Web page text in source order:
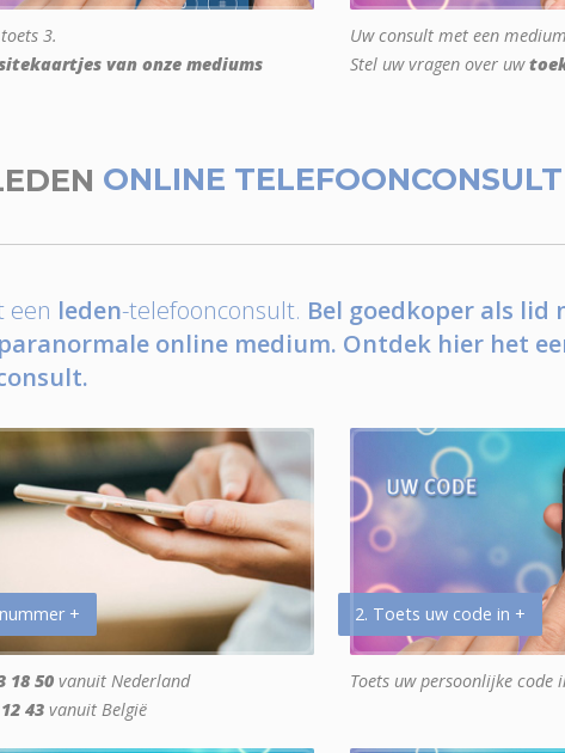
3.
van onze mediums
Uw consult met een
Stel uw vragen over uw
ONLINE TELEFOONCONSULT
een leden-telefoonconsult. Bel goedkoper als
online medium. Ontdek hier het
+
18 50 vanuit Nederland
43 vanuit België
2. Toets uw code in +
Toets uw persoonlijke code